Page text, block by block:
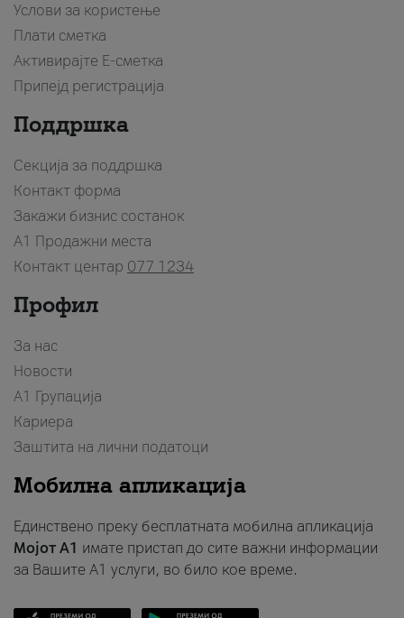
Услови за користење
Плати сметка
Активирајте Е-сметка
Припејд регистрација
Поддршка
Секција за поддршка
Контакт форма
Закажи бизнис состанок
A1 Продажни места
Контакт центар 077 1234
Профил
За нас
Новости
А1 Групација
Кариера
Заштита на лични податоци
Мобилна апликација
Единствено преку бесплатната мобилна апликација
Мојот A1 имате пристап до сите важни информации
за Вашите A1 услуги, во било кое време.